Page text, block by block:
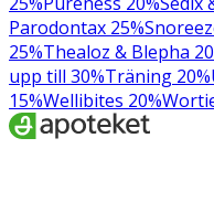
Parodontax 25%
25%Thealoz & Blepha
upp till 30%Träning 20%
15%Wellibites 20%